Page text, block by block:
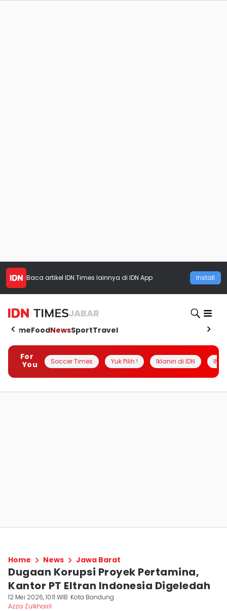
Baca artikel IDN Times lainnya di IDN App Install
JABAR
HomeFoodNewsSportTravel
For
You
Soccer Times Yuk Pilih ! Iklanin di IDN
Home News Jawa Barat
Dugaan Korupsi Proyek Pertamina,
Kantor PT Eltran Indonesia Digeledah
12 Mei 2026, 10:11 WIB Kota Bandung
Azzis Zulkhairil